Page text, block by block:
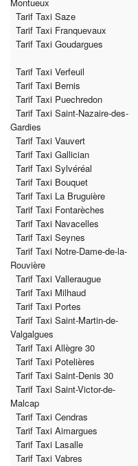
Tarif Taxi Saze
Tarif Taxi Franquevaux
Tarif Taxi Goudargues
Tarif Taxi Verfeuil
Tarif Taxi Bernis
Tarif Taxi Puechredon
Tarif Taxi Saint-Nazaire-des-
Gardies
Tarif Taxi Vauvert
Tarif Taxi Gallician
Tarif Taxi Sylvéréal
Tarif Taxi Bouquet
Tarif Taxi La Bruguière
Tarif Taxi Fontarèches
Tarif Taxi Navacelles
Tarif Taxi Seynes
Tarif Taxi Notre-Dame-de-la-
Rouvière
Tarif Taxi Valleraugue
Tarif Taxi Milhaud
Tarif Taxi Portes
Tarif Taxi Saint-Martin-de-
Valgalgues
Tarif Taxi Allègre 30
Tarif Taxi Potelières
Tarif Taxi Saint-Denis 30
Tarif Taxi Saint-Victor-de-
Malcap
Tarif Taxi Cendras
Tarif Taxi Aimargues
Tarif Taxi Lasalle
Tarif Taxi Vabres